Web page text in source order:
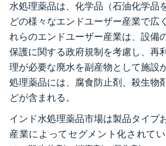
水処理薬品は、化学品（石油化学品
どの様々なエンドユーザー産業で広
れらのエンドユーザー産業は、設備
保護に関する政府規制を考慮し、再
理が必要な廃水を副産物として施設
処理薬品には、腐食防止剤、殺生物
どが含まれる。
インド水処理薬品市場は製品タイプ
産業によってセグメント化されて